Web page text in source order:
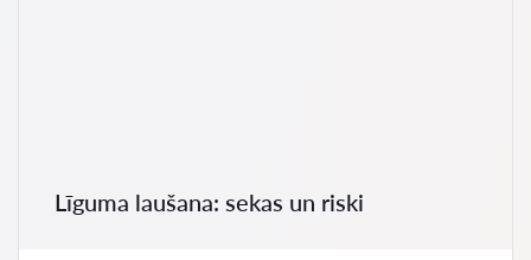
Līguma laušana: sekas un riski